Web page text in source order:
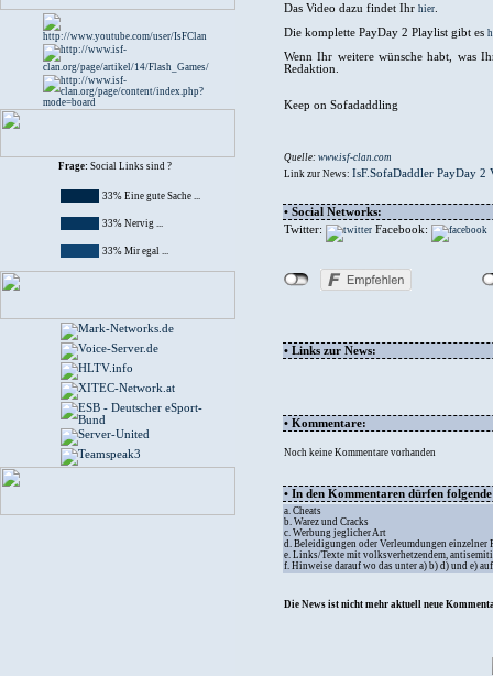
Frage: Social Links sind ?
33% Eine gute Sache ...
33% Nervig ...
33% Mir egal ...
Das Video dazu findet Ihr hier
Die komplette PayDay 2 Playlist gibt es
Wenn Ihr weitere wünsche habt, was
Redaktion.
Keep on Sofadaddling
Quelle: www.isf-clan.com
Link zur News: IsF.SofaDaddler PayDay 2
• Social Networks:
Twitter:
Facebook:
• Links zur News:
• Kommentare:
Noch keine Kommentare vorhanden
• In den Kommentaren dürfen
a. Cheats
b. Warez und Cracks
c. Werbung jeglicher Art
d. Beleidigungen oder Verleumdungen einzelner
e. Links/Texte mit volksverhetzendem,
f. Hinweise darauf wo das unter a) b) d) und e)
Die News ist nicht mehr aktuell neue